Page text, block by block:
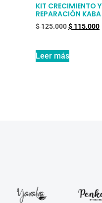
KIT CRECIMIENTO Y
REPARACIÓN KABA
$125.000$ 115.000
Leer más